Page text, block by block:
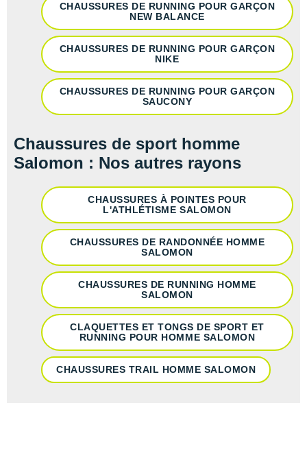
CHAUSSURES DE RUNNING POUR GARÇON
NEW BALANCE
CHAUSSURES DE RUNNING POUR GARÇON
NIKE
CHAUSSURES DE RUNNING POUR GARÇON
SAUCONY
Chaussures de sport homme
Salomon : Nos autres rayons
CHAUSSURES À POINTES POUR
L'ATHLÉTISME SALOMON
CHAUSSURES DE RANDONNÉE HOMME
SALOMON
CHAUSSURES DE RUNNING HOMME
SALOMON
CLAQUETTES ET TONGS DE SPORT ET
RUNNING POUR HOMME SALOMON
CHAUSSURES TRAIL HOMME SALOMON